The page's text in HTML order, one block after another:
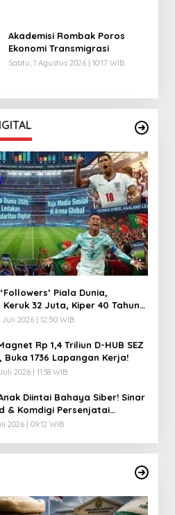
Akademisi Rombak Poros
Ekonomi Transmigrasi
Sabtu, 1 Agustus 2026 | 10:17 WIB
Piala Dunia,
32 Juta, Kiper 40 Tahun
2026 | 12:50 WIB
Rp 1,4 Triliun D-HUB SEZ
Buka 1736 Lapangan Kerja!
2026 | 11:38 WIB
Diintai Bahaya Siber! Sinar
& Komdigi Persenjatai
2026 | 09:12 WIB